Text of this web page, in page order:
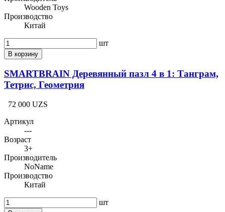
Wooden Toys
Производство
Китай
шт
В корзину
SMARTBRAIN Деревянный пазл 4 в 1: Танграм,
Тетрис, Геометрия
72 000 UZS
Артикул
---
Возраст
3+
Производитель
NoName
Производство
Китай
шт